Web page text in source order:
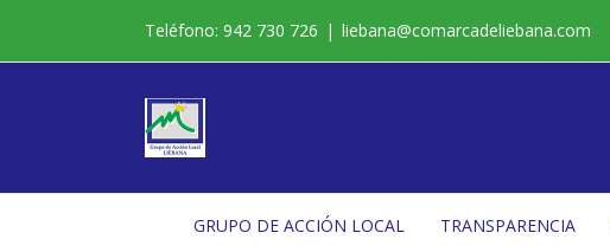
contenido
Teléfono: 942 730 726 | liebana@comarcadeliebana.com
GRUPO DE ACCIÓN LOCAL TRANSPARENCIA